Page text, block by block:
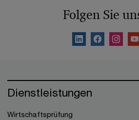
Folgen Sie
Dienstleistungen
Wirtschaftsprüfung